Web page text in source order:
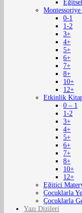
0-1
1-2
3+
4+
5+
6+
7+
8+
10+
12+
Etkinlik
0 – 1
1-2
3+
4+
5+
6+
7+
8+
10+
12+
Eğitici
Çocuklarla
Çocuklarla
Yazı Dizileri